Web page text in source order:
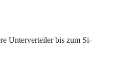
Unterverteiler bis zum Si-